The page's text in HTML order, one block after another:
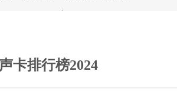
卡排行榜2024